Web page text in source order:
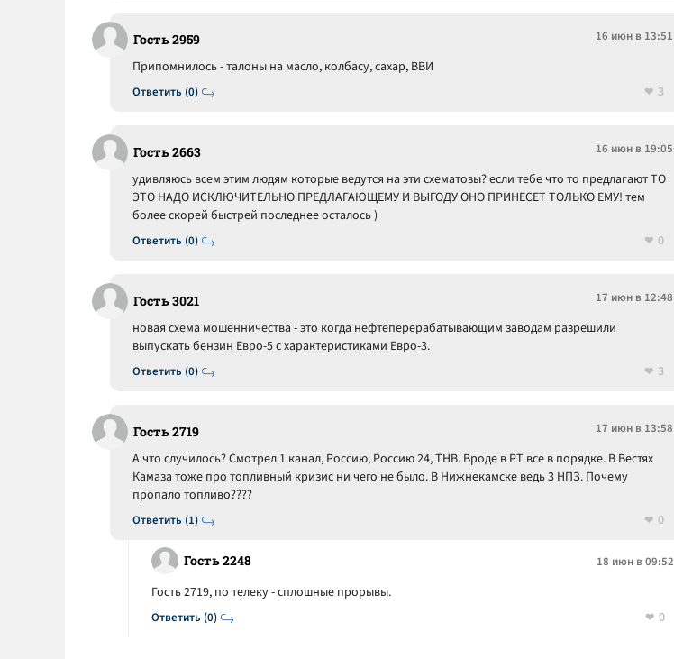
Гость 2959 16 июн в 13:51
Ответить (0)
Припомнилось - талоны на масло, колбасу, сахар, ВВИ
3
Гость 2663 16 июн в 19:05
Ответить (0)
удивляюсь всем этим людям которые ведутся на эти схематозы? если тебе что то предлагают ТО
ЭТО НАДО ИСКЛЮЧИТЕЛЬНО ПРЕДЛАГАЮЩЕМУ И ВЫГОДУ ОНО ПРИНЕСЕТ ТОЛЬКО ЕМУ! тем
более скорей быстрей последнее осталось )
0
Гость 3021 17 июн в 12:48
Ответить (0)
новая схема мошенничества - это когда нефтеперерабатывающим заводам разрешили
выпускать бензин Евро-5 с характеристиками Евро-3.
3
Гость 2719 17 июн в 13:58
Ответить (1)
А что случилось? Смотрел 1 канал, Россию, Россию 24, ТНВ. Вроде в РТ все в порядке. В Вестях
Камаза тоже про топливный кризис ни чего не было. В Нижнекамске ведь 3 НПЗ. Почему
пропало топливо????
0
Гость 2248 18 июн в 09:52
Ответить (0)
Гость 2719, по телеку - сплошные прорывы.
0